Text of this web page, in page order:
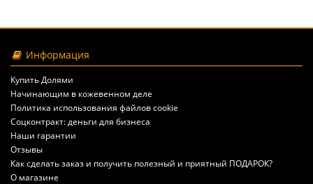
Информация
Купить Долями
Начинающим в кожевенном деле
Политика использования файлов cookie
Соцконтракт: деньги для бизнеса
Наши гарантии
Отзывы
Как сделать заказ и получить полезный и приятный ПОДАРОК?
О магазине